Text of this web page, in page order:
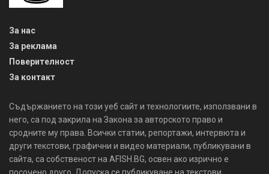
За нас
За реклама
Поверителност
За контакт
Съдържанието на този уеб сайт и технологиите, използвани в
него, са под закрила на Закона за авторското право и
сродните му права. Всички статии, репортажи, интервюта и
други текстови, графични и видео материали, публикувани в
сайта, са собственост на AFISH.BG, освен ако изрично е
посочено друго. Допуска се публикуване на текстови